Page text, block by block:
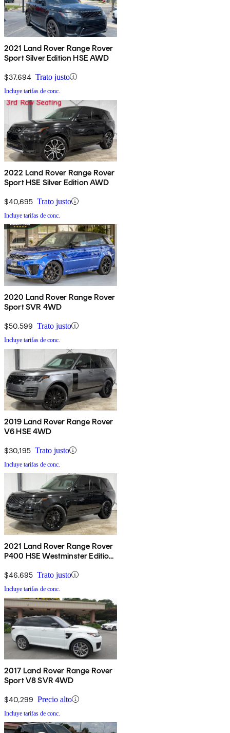
2021 Land Rover Range Rover
Sport Silver Edition HSE AWD
$37,694 Trato justo
Incluye tarifas de conc.
2022 Land Rover Range Rover
Sport HSE Silver Edition AWD
$40,695 Trato justo
Incluye tarifas de conc.
2020 Land Rover Range Rover
Sport SVR 4WD
$50,599 Trato justo
Incluye tarifas de conc.
2019 Land Rover Range Rover
V6 HSE 4WD
$30,195 Trato justo
Incluye tarifas de conc.
2021 Land Rover Range Rover
P400 HSE Westminster Edition
$46,695 Trato justo
Incluye tarifas de conc.
2017 Land Rover Range Rover
Sport V8 SVR 4WD
$40,299 Precio alto
Incluye tarifas de conc.